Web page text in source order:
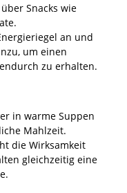
Snacks wie
an und
um einen
zu erhalten.
in warme Suppen
Mahlzeit.
die Wirksamkeit
gleichzeitig eine